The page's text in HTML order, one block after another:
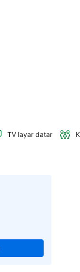
TV layar datar